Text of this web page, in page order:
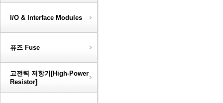
I/O & Interface Modules
퓨즈 Fuse
고전력 저항기[High-Power
Resistor]